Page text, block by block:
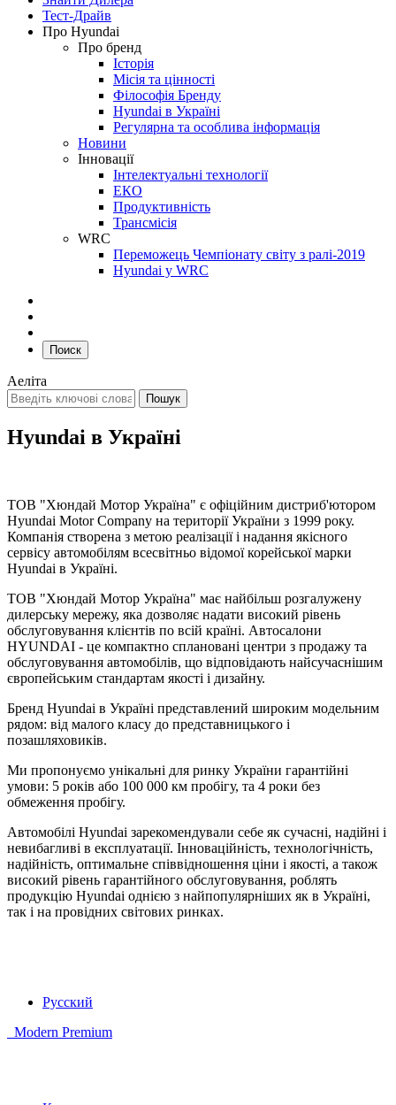
Тест-Драйв
Про Hyundai
Про бренд
Історія
Місія та цінності
Філософія Бренду
Hyundai в Україні
Регулярна та особлива інформація
Новини
Інновації
Інтелектуальні технології
ЕКО
Продуктивність
Трансмісія
WRC
Переможець Чемпіонату світу з ралі-2019
Hyundai у WRC
Поиск
Аеліта
Hyundai в Україні
ТОВ "Хюндай Мотор Україна" є офіційним дистриб'ютором
Hyundai Motor Company на території України з 1999 року.
Компанія створена з метою реалізації і надання якісного
сервісу автомобілям всесвітньо відомої корейської марки
Hyundai в Україні.
ТОВ "Хюндай Мотор Україна" має найбільш розгалужену
дилерську мережу, яка дозволяє надати високий рівень
обслуговування клієнтів по всій країні. Автосалони
HYUNDAI - це компактно сплановані центри з продажу та
обслуговування автомобілів, що відповідають найсучаснішим
європейським стандартам якості і дизайну.
Бренд Hyundai в Україні представлений широким модельним
рядом: від малого класу до представницького і
позашляховиків.
Ми пропонуємо унікальні для ринку України гарантійні
умови: 5 років або 100 000 км пробігу, та 4 роки без
обмеження пробігу.
Автомобілі Hyundai зарекомендували себе як сучасні, надійні і
невибагливі в експлуатації. Інноваційність, технологічність,
надійність, оптимальне співвідношення ціни і якості, а також
високий рівень гарантійного обслуговування, роблять
продукцію Hyundai однією з найпопулярніших як в Україні,
так і на провідних світових ринках.
Русский
Modern Premium